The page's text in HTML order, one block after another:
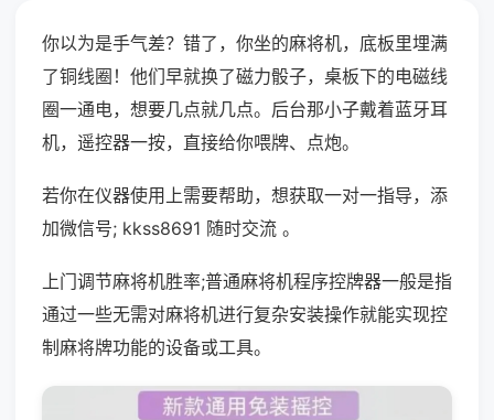
你以为是手气差？错了，你坐的麻将机，底板里埋满
了铜线圈！他们早就换了磁力骰子，桌板下的电磁线
圈一通电，想要几点就几点。后台那小子戴着蓝牙耳
机，遥控器一按，直接给你喂牌、点炮。
若你在仪器使用上需要帮助，想获取一对一指导，添
加微信号; kkss8691 随时交流 。
上门调节麻将机胜率;普通麻将机程序控牌器一般是指
通过一些无需对麻将机进行复杂安装操作就能实现控
制麻将牌功能的设备或工具。